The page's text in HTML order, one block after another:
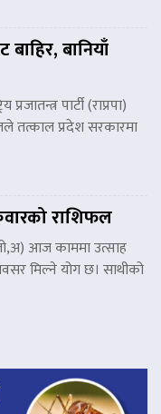
बाहिर, बानियाँ
पार्टी (राप्रपा)
तत्काल प्रदेश सरकारमा
राशिफल
आज काममा उत्साह
मिल्ने योग छ। साथीको